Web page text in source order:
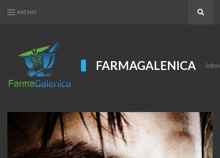
MENU
FARMAGALENICA